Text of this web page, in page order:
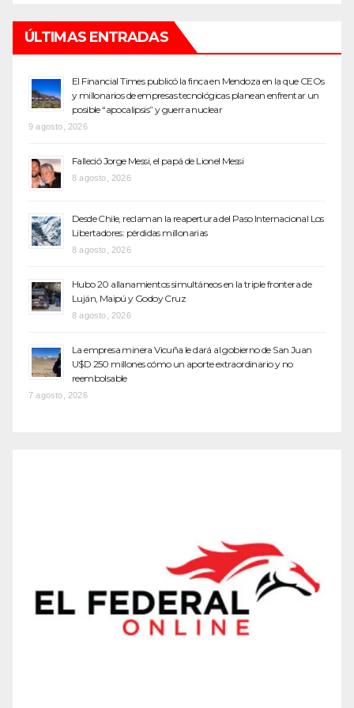
ÚLTIMAS ENTRADAS
El Financial Times publicó la finca en Mendoza en la que CEOs
y millonarios de empresas tecnológicas planean enfrentar un
posible “apocalipsis” y guerra nuclear
9 agosto, 2026
Falleció Jorge Messi, el papá de Lionel Messi
8 agosto, 2026
Desde Chile, reclaman la reapertura del Paso Internacional Los
Libertadores: pérdidas millonarias
8 agosto, 2026
Hubo 20 allanamientos simultáneos en la triple frontera de
Luján, Maipú y Godoy Cruz
8 agosto, 2026
La empresa minera Vicuña le dará al gobierno de San Juan
U$D 250 millones cómo un aporte extraordinario y no
reembolsable
7 agosto, 2026